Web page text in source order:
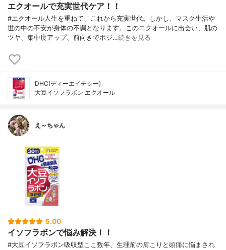
エクオールで充実世代ケア！！
#エクオール人生を重ねて、これから充実世代。しかし、マスク生活や
世の中の不安が身体の不調となります。このエクオールに出会い、肌の
ツヤ、集中度アップ、前向きでポジ…続きを見る
DHC(ディーエイチシー)
大豆イソフラボン エクオール
え～ちゃん
5.00
イソフラボンで悩み解決！！
#大豆イソフラボン吸収型ここ数年、生理前の肩こりと頭痛に悩まされ